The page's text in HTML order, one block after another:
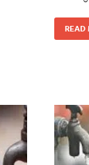
READ